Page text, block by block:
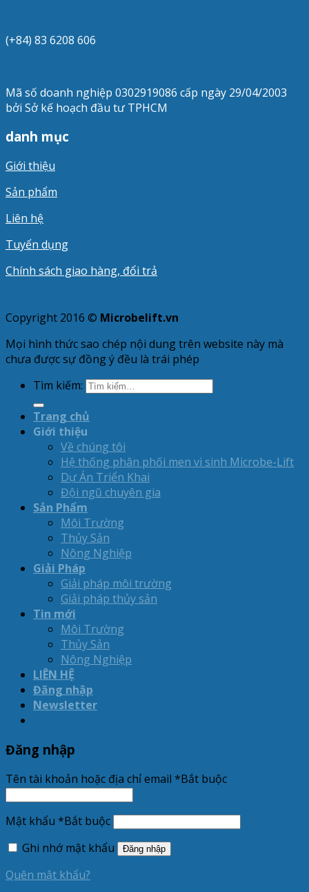
(+84) 83 6208 606
Mã số doanh nghiệp 0302919086 cấp ngày 29/04/2003
bởi Sở kế hoạch đầu tư TPHCM
danh mục
Giới thiệu
Sản phẩm
Liên hệ
Tuyển dụng
Chính sách giao hàng, đổi trả
Copyright 2016 © Microbelift.vn
Mọi hình thức sao chép nội dung trên website này mà
chưa được sự đồng ý đều là trái phép
Tìm kiếm:
Trang chủ
Giới thiệu
Về chúng tôi
Hệ thống phân phối men vi sinh Microbe-Lift
Dự Án Triển Khai
Đội ngũ chuyên gia
Sản Phẩm
Môi Trường
Thủy Sản
Nông Nghiệp
Giải Pháp
Giải pháp môi trường
Giải pháp thủy sản
Tin mới
Môi Trường
Thủy Sản
Nông Nghiệp
LIÊN HỆ
Đăng nhập
Newsletter
Đăng nhập
Tên tài khoản hoặc địa chỉ email *Bắt buộc
Mật khẩu *Bắt buộc
Ghi nhớ mật khẩu
Đăng nhập
Quên mật khẩu?